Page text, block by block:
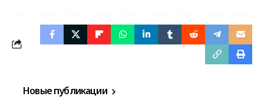
Новые публикации